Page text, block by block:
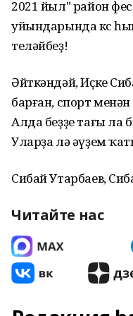
2021 йыл" район
уйындарында көс
теләйбеҙ!
Әйткәндәй, Иҫке
барған, спорт
Алда беҙҙе тағы ла
Уларҙа лә әүҙем
Сибай Утарбаев,
Читайте нас